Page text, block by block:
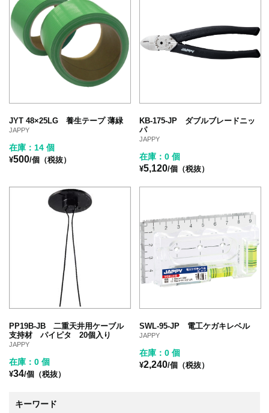
JYT 48×25LG 養生テープ 薄緑
JAPPY
在庫：14 個
¥500/個（税抜）
KB-175-JP ダブルブレードニッ
パ
JAPPY
在庫：0 個
¥5,120/個（税抜）
PP19B-JB 二重天井用ケーブル
支持材 パイピタ 20個入り
JAPPY
在庫：0 個
¥34/個（税抜）
SWL-95-JP 電工ケガキレベル
JAPPY
在庫：0 個
¥2,240/個（税抜）
キーワード